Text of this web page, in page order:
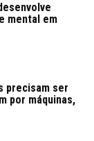
mental em
precisam ser
por máquinas,